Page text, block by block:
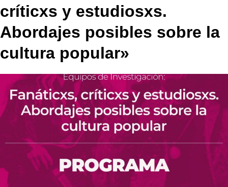
críticxs y estudiosxs.
Abordajes posibles sobre la
cultura popular»